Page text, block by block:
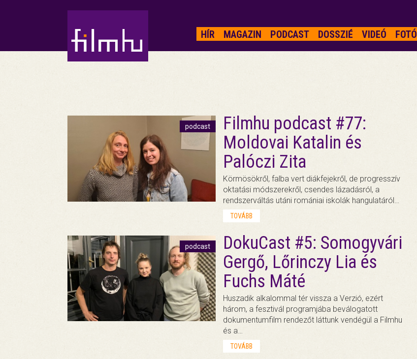
HÍR MAGAZIN PODCAST DOSSZIÉ VIDEÓ FOTÓ
podcast
Filmhu podcast #77:
Moldovai Katalin és
Palóczi Zita
Körmösökről, falba vert diákfejekről, de progresszív
oktatási módszerekről, csendes lázadásról, a
rendszerváltás utáni romániai iskolák hangulatáról…
TOVÁBB
podcast
DokuCast #5: Somogyvári
Gergő, Lőrinczy Lia és
Fuchs Máté
Huszadik alkalommal tér vissza a Verzió, ezért
három, a fesztivál programjába beválogatott
dokumentumfilm rendezőt láttunk vendégül a Filmhu
és a…
TOVÁBB